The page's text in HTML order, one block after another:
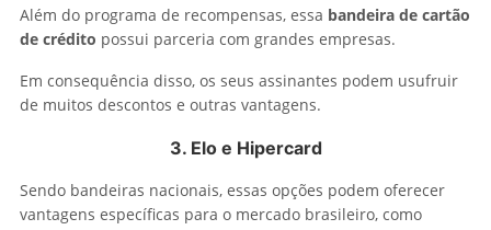
Além do programa de recompensas, essa bandeira de cartão
de crédito possui parceria com grandes empresas.
Em consequência disso, os seus assinantes podem usufruir
de muitos descontos e outras vantagens.
3. Elo e Hipercard
Sendo bandeiras nacionais, essas opções podem oferecer
vantagens específicas para o mercado brasileiro, como